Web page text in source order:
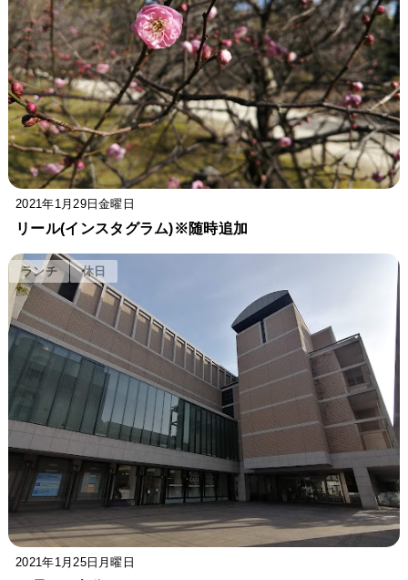
2021年1月29日金曜日
リール(インスタグラム)※随時追加
2021年1月25日月曜日
ランチ 休日